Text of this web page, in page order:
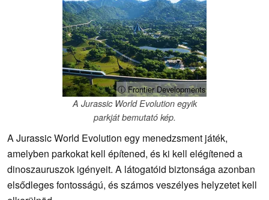
ⓘ Frontier Developments
A Jurassic World Evolution egyik
parkját bemutató kép.
A Jurassic World Evolution egy menedzsment játék,
amelyben parkokat kell építened, és ki kell elégítened a
dinoszauruszok igényeit. A látogatóid biztonsága azonban
elsődleges fontosságú, és számos veszélyes helyzetet kell